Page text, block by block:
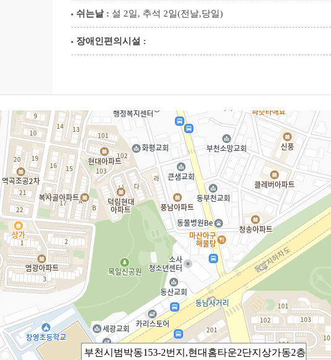
쉬는날 : 설 2일, 추석 2일(전날,당일)
장애인편의시설 :